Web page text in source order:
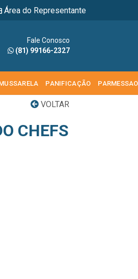
Área do Representante
Fale Conosco
(81) 99166-2327
PANIFICAÇÃO PARMESSAO
VOLTAR
CHEFS